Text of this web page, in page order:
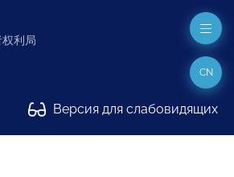
利局
Версия для слабовидящих
CN